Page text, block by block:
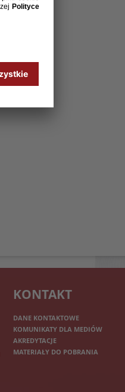
KONTAKT
DANE KONTAKTOWE
KOMUNIKATY DLA MEDIÓW
AKREDYTACJE
MATERIAŁY DO POBRANIA